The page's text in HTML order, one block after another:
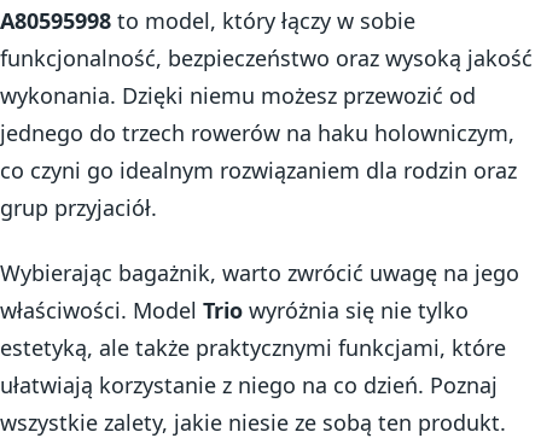
A80595998 to model, który łączy w sobie
funkcjonalność, bezpieczeństwo oraz wysoką jakość
wykonania. Dzięki niemu możesz przewozić od
jednego do trzech rowerów na haku holowniczym,
co czyni go idealnym rozwiązaniem dla rodzin oraz
grup przyjaciół.
Wybierając bagażnik, warto zwrócić uwagę na jego
właściwości. Model Trio wyróżnia się nie tylko
estetyką, ale także praktycznymi funkcjami, które
ułatwiają korzystanie z niego na co dzień. Poznaj
wszystkie zalety, jakie niesie ze sobą ten produkt.